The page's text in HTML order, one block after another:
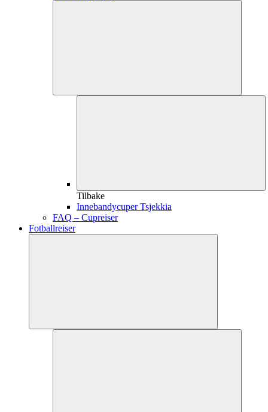
Tilbake
Innebandycuper Tsjekkia
FAQ – Cupreiser
Fotballreiser